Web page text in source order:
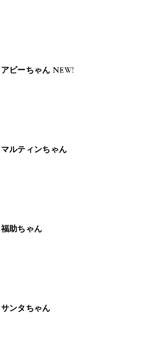
アビーちゃん NEW!
マルティンちゃん
福助ちゃん
サンタちゃん